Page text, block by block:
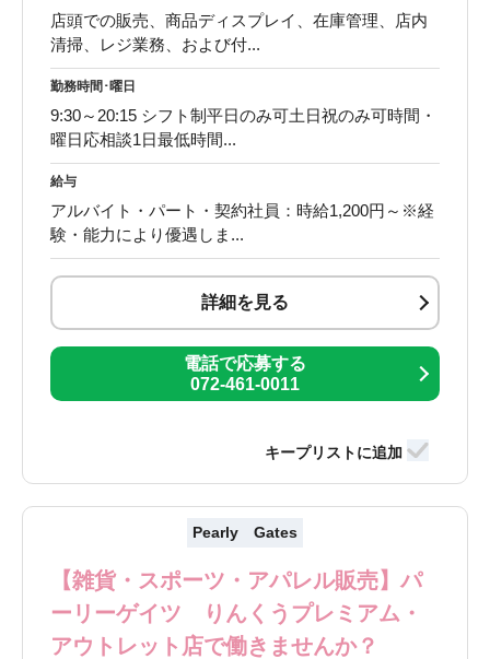
店頭での販売、商品ディスプレイ、在庫管理、店内
清掃、レジ業務、および付...
勤務時間･曜日
9:30～20:15 シフト制平日のみ可土日祝のみ可時間・
曜日応相談1日最低時間...
給与
アルバイト・パート・契約社員：時給1,200円～※経
験・能力により優遇しま...
詳細を見る
電話で応募する
072-461-0011
Pearly Gates
【雑貨・スポーツ・アパレル販売】パ
ーリーゲイツ りんくうプレミアム・
アウトレット店で働きませんか？